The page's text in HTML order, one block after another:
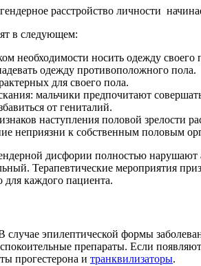
расстройство личности
в следующем:
необходимости носить одежду своего
одежду противоположного пола.
для своего пола.
мальчики предпочитают
от гениталий.
наступления половой зрелости
неприязни к собственным половым
дисфории полностью нарушают
Терапевтические мероприятия
для каждого пациента.
случае эпилептической формы
препараты. Если
прогестерона и транквилизаторы.